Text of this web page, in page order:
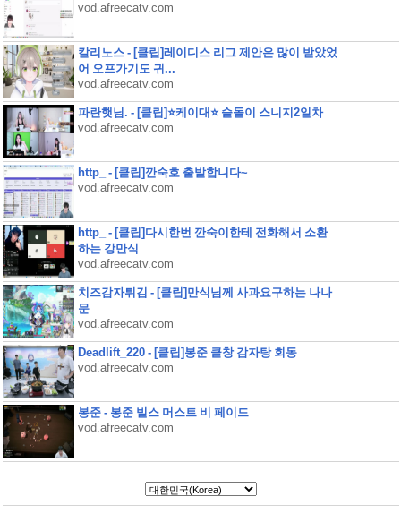
vod.afreecatv.com
칼리노스 - [클립]레이디스 리그 제안은 많이 받았었
어 오프가기도 귀...
vod.afreecatv.com
파란햇님. - [클립]⭐케이대⭐ 슬돌이 스니지2일차
vod.afreecatv.com
http_ - [클립]깐숙호 출발합니다~
vod.afreecatv.com
http_ - [클립]다시한번 깐숙이한테 전화해서 소환
하는 강만식
vod.afreecatv.com
치즈감자튀김 - [클립]만식님께 사과요구하는 나나
문
vod.afreecatv.com
Deadlift_220 - [클립]봉준 클창 감자탕 회동
vod.afreecatv.com
봉준 - 봉준 빌스 머스트 비 페이드
vod.afreecatv.com